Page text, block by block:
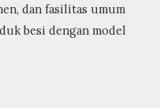
dan fasilitas umum
besi dengan model